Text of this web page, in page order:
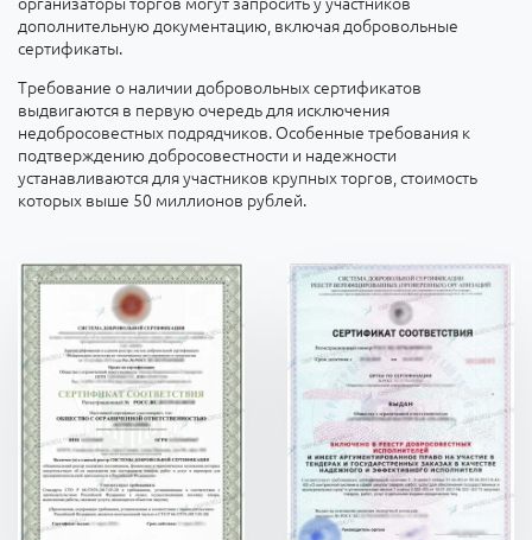
дополнительную документацию, включая добровольные
сертификаты.
Требование о наличии добровольных сертификатов
выдвигаются в первую очередь для исключения
недобросовестных подрядчиков. Особенные требования к
подтверждению добросовестности и надежности
устанавливаются для участников крупных торгов, стоимость
которых выше 50 миллионов рублей.